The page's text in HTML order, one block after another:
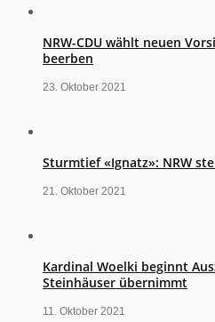
NRW-CDU wählt neuen
beerben
23. Oktober 2021
Sturmtief «Ignatz»: NRW
21. Oktober 2021
Kardinal Woelki beginnt
Steinhäuser übernimmt
11. Oktober 2021